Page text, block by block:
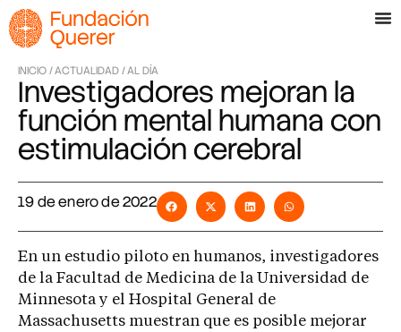
INICIO /ACTUALIDAD /AL DÍA
Investigadores mejoran la
función mental humana con
estimulación cerebral
19 de enero de 2022
En un estudio piloto en humanos, investigadores
de la Facultad de Medicina de la Universidad de
Minnesota y el Hospital General de
Massachusetts muestran que es posible mejorar